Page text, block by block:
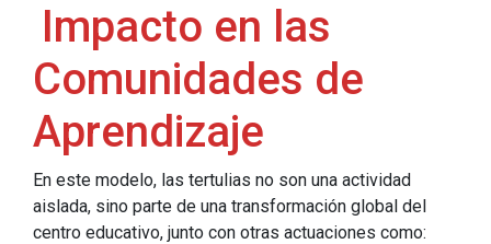
Impacto en las
Comunidades de
Aprendizaje
En este modelo, las tertulias no son una actividad
aislada, sino parte de una transformación global del
centro educativo, junto con otras actuaciones como: